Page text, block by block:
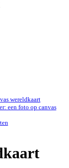
wereldkaart
een foto op canvas